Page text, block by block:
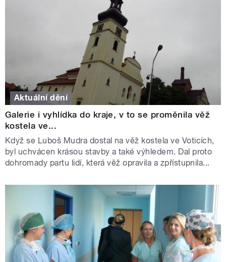
Aktuální dění
Galerie i vyhlídka do kraje, v to se proměnila věž
kostela ve...
Když se Luboš Mudra dostal na věž kostela ve Voticích,
byl uchvácen krásou stavby a také výhledem. Dal proto
dohromady partu lidí, která věž opravila a zpřístupnila...